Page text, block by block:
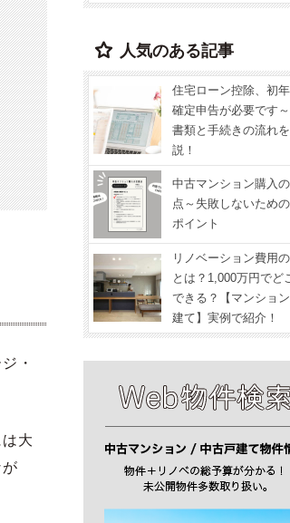
・
大
人気のある記事
住宅ローン控除、初
確定申告が必要です
書類と手続きの流れ
説！
中古マンション購入
点～失敗しないため
ポイント
リノベーション費用
とは？1,000万円でど
できる？【マンショ
建て】実例で紹介！